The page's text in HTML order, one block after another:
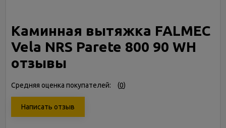
Каминная вытяжка FALMEC
Vela NRS Parete 800 90 WH
отзывы
Средняя оценка покупателей: (0)
Написать отзыв